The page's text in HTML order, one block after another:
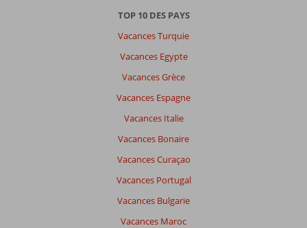
TOP 10 DES PAYS
Vacances Turquie
Vacances Egypte
Vacances Grèce
Vacances Espagne
Vacances Italie
Vacances Bonaire
Vacances Curaçao
Vacances Portugal
Vacances Bulgarie
Vacances Maroc